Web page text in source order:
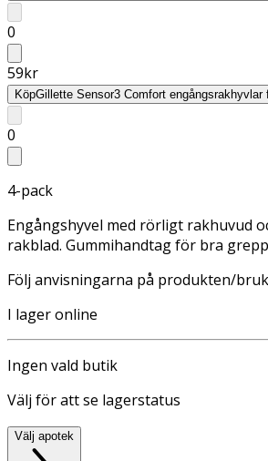
0
59kr
KöpGillette Sensor3 Comfort engångsrakhyvlar
0
4-pack
Engångshyvel med rörligt rakhuvud
rakblad. Gummihandtag för bra grepp
Följ anvisningarna på produkten/
I lager online
Ingen vald butik
Välj för att se lagerstatus
Välj apotek